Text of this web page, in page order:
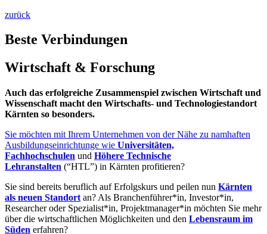
zurück
Beste Verbindungen
Wirtschaft & Forschung
Auch das erfolgreiche Zusammenspiel zwischen Wirtschaft und
Wissenschaft macht den Wirtschafts- und Technologiestandort
Kärnten so besonders.
Sie möchten mit Ihrem Unternehmen von der Nähe zu namhaften
Ausbildungseinrichtunge wie Universitäten,
Fachhochschulen und Höhere Technische
Lehranstalten (“HTL”) in Kärnten profitieren?
Sie sind bereits beruflich auf Erfolgskurs und peilen nun Kärnten
als neuen Standort an? Als Branchenführer*in, Investor*in,
Researcher oder Spezialist*in, Projektmanager*in möchten Sie mehr
über die wirtschaftlichen Möglichkeiten und den Lebensraum im
Süden erfahren?